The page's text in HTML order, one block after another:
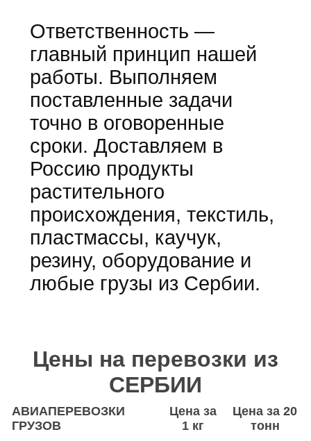
Ответственность —
главный принцип нашей
работы. Выполняем
поставленные задачи
точно в оговоренные
сроки. Доставляем в
Россию продукты
растительного
происхождения, текстиль,
пластмассы, каучук,
резину, оборудование и
любые грузы из Сербии.
Цены на перевозки из
СЕРБИИ
АВИАПЕРЕВОЗКИ
ГРУЗОВ
Цена за
1 кг
Цена за 20
тонн